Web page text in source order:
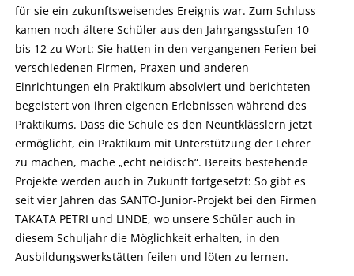
für sie ein zukunftsweisendes Ereignis war. Zum Schluss
kamen noch ältere Schüler aus den Jahrgangsstufen 10
bis 12 zu Wort: Sie hatten in den vergangenen Ferien bei
verschiedenen Firmen, Praxen und anderen
Einrichtungen ein Praktikum absolviert und berichteten
begeistert von ihren eigenen Erlebnissen während des
Praktikums. Dass die Schule es den Neuntklässlern jetzt
ermöglicht, ein Praktikum mit Unterstützung der Lehrer
zu machen, mache „echt neidisch“. Bereits bestehende
Projekte werden auch in Zukunft fortgesetzt: So gibt es
seit vier Jahren das SANTO-Junior-Projekt bei den Firmen
TAKATA PETRI und LINDE, wo unsere Schüler auch in
diesem Schuljahr die Möglichkeit erhalten, in den
Ausbildungswerkstätten feilen und löten zu lernen.